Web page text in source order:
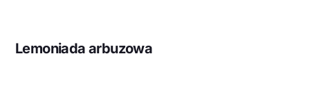
Lemoniada arbuzowa